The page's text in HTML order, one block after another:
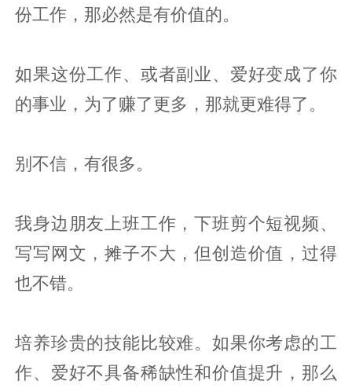
份工作，那必然是有价值的。
如果这份工作、或者副业、爱好变成了你
的事业，为了赚了更多，那就更难得了。
别不信，有很多。
我身边朋友上班工作，下班剪个短视频、
写写网文，摊子不大，但创造价值，过得
也不错。
培养珍贵的技能比较难。如果你考虑的工
作、爱好不具备稀缺性和价值提升，那么